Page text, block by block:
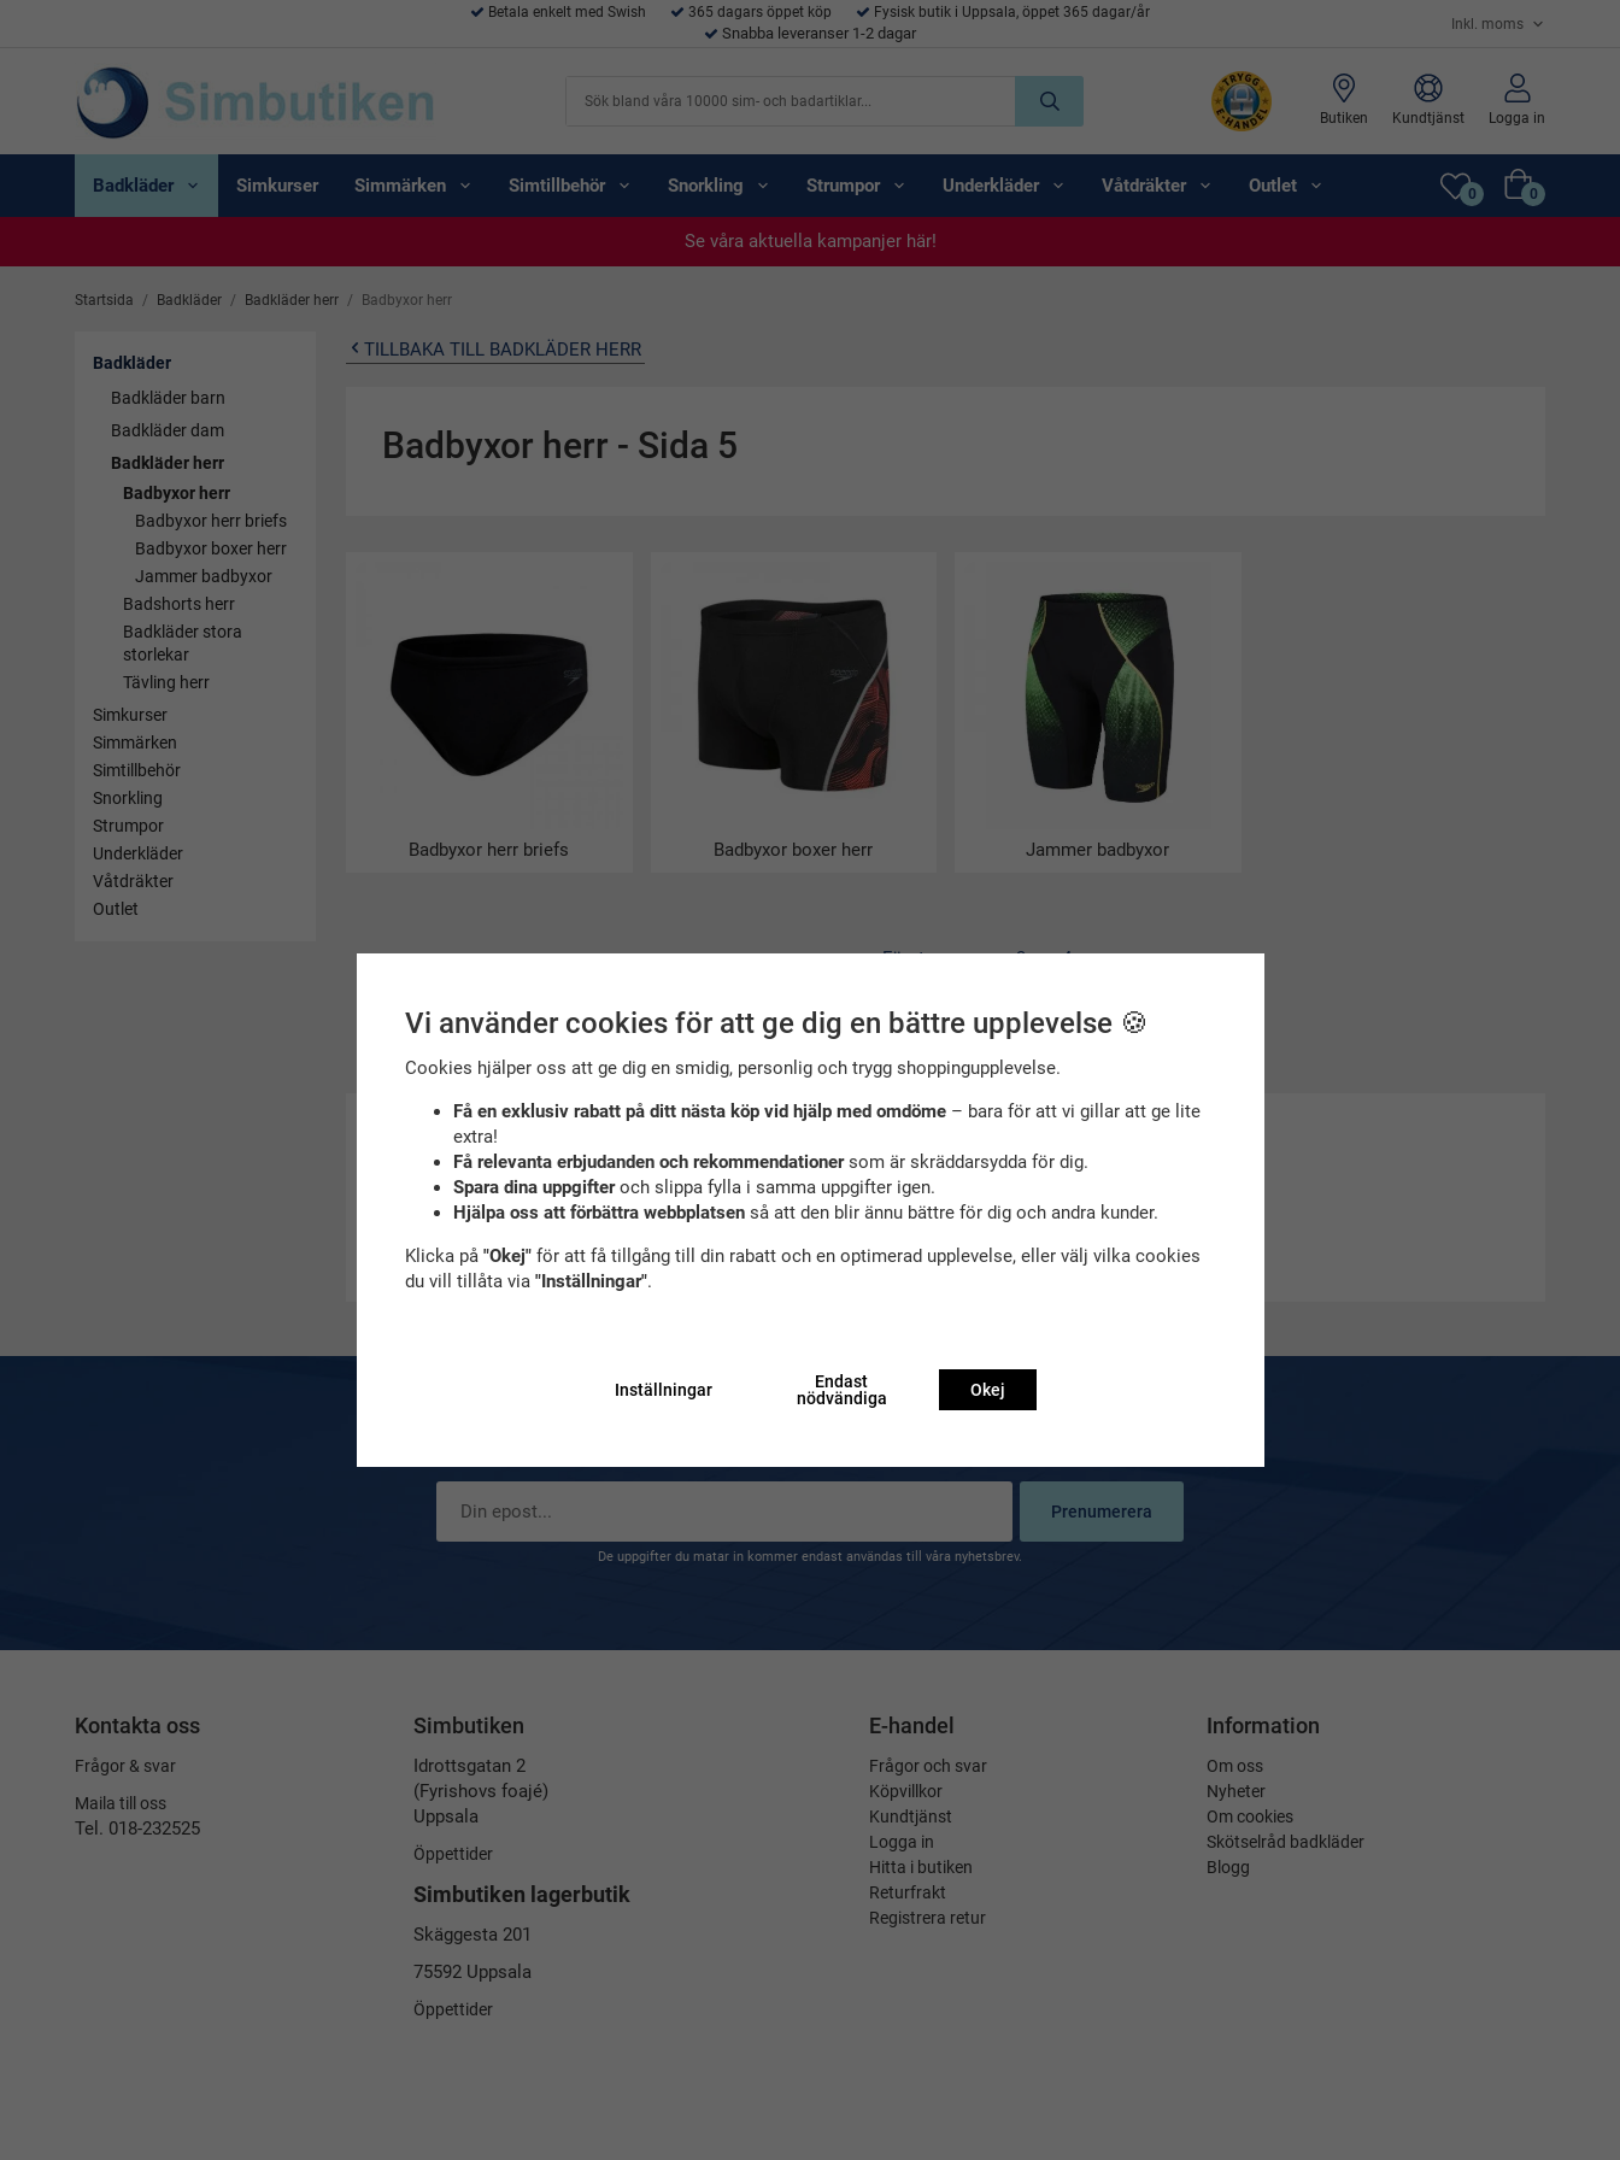
Betala enkelt med Swish 365 dagars öppet köp Fysisk butik i Uppsala, öppet 365 dagar/år
Snabba leveranser 1-2 dagar
Butiken Kundtjänst Logga in
Badkläder Simkurser Simmärken Simtillbehör Snorkling Strumpor Underkläder Våtdräkter Outlet 0 0
Se våra aktuella kampanjer här!
Se våra aktuella kampanjer här!
Se våra aktuella kampanjer här!
Se våra aktuella kampanjer här!
Startsida / Badkläder / Badkläder herr / Badbyxor herr
Badkläder
Badkläder barn
Badkläder dam
Badkläder herr
Badbyxor herr
Badbyxor herr briefs
Badbyxor boxer herr
Jammer badbyxor
Badshorts herr
Badkläder stora
storlekar
Tävling herr
Simkurser
Simmärken
Simtillbehör
Snorkling
Strumpor
Underkläder
Våtdräkter
Outlet
TILLBAKA TILL BADKLÄDER HERR
Badbyxor herr - Sida 5
Badbyxor herr briefs Badbyxor boxer herr Jammer badbyxor
« Första < 3 4
Hur sköter jag mina badbyxor herr?
Prenumerera
De uppgifter du matar in kommer endast användas till våra nyhetsbrev.
Kontakta oss
Frågor & svar
Maila till oss
Tel. 018-232525
Simbutiken
Idrottsgatan 2
(Fyrishovs foajé)
Uppsala
Öppettider
Simbutiken lagerbutik
Skäggesta 201
75592 Uppsala
Öppettider
E-handel
Frågor och svar
Köpvillkor
Kundtjänst
Logga in
Hitta i butiken
Returfrakt
Registrera retur
Information
Om oss
Nyheter
Om cookies
Skötselråd badkläder
Blogg
Vi använder cookies för att ge dig en bättre upplevelse 🍪
Cookies hjälper oss att ge dig en smidig, personlig och trygg shoppingupplevelse.
Få en exklusiv rabatt på ditt nästa köp vid hjälp med omdöme– bara för att vi gillar att ge lite
extra!
Få relevanta erbjudanden och rekommendationersom är skräddarsydda för dig.
Spara dina uppgifteroch slippa fylla i samma uppgifter igen.
Hjälpa oss att förbättra webbplatsenså att den blir ännu bättre för dig och andra kunder.
Klicka på "Okej"för att få tillgång till din rabatt och en optimerad upplevelse, eller välj vilka cookies
du vill tillåta via "Inställningar".
Inställningar
Endast
nödvändiga
Okej